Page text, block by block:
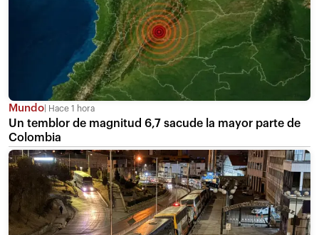
Mundo Hace 1 hora
Un temblor de magnitud 6,7 sacude la mayor parte de
Colombia